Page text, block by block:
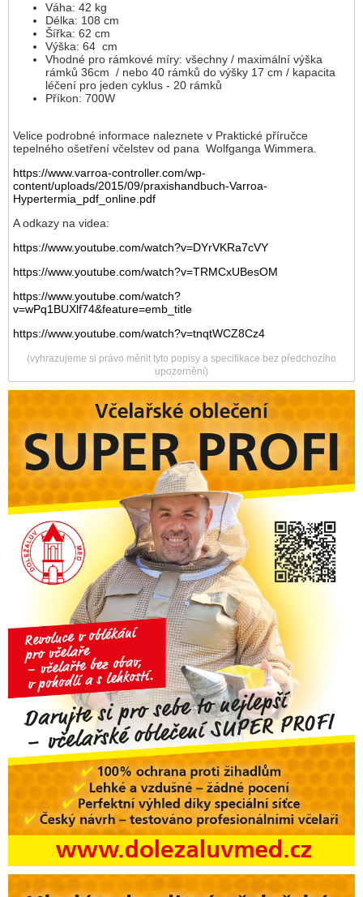
Váha: 42 kg
Délka: 108 cm
Šířka: 62 cm
Výška: 64 cm
Vhodné pro rámkové míry: všechny / maximální výška
rámků 36cm / nebo 40 rámků do výšky 17 cm / kapacita
léčení pro jeden cyklus - 20 rámků
Příkon: 700W
Velice podrobné informace naleznete v Praktické příručce
tepelného ošetření včelstev od pana Wolfganga Wimmera.
https://www.varroa-controller.com/wp-
content/uploads/2015/09/praxishandbuch-Varroa-
Hypertermia_pdf_online.pdf
A odkazy na videa:
https://www.youtube.com/watch?v=DYrVKRa7cVY
https://www.youtube.com/watch?v=TRMCxUBesOM
https://www.youtube.com/watch?
v=wPq1BUXlf74&feature=emb_title
https://www.youtube.com/watch?v=tnqtWCZ8Cz4
(vyhrazujeme si právo měnit tyto popisy a specifikace bez předchozího
upozornění)